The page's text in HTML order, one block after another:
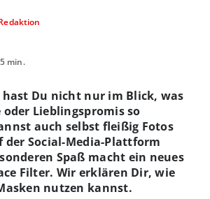
5 min.
Du nicht nur im Blick, was
oder Lieblingspromis so
auch selbst fleißig Fotos
der Social-Media-Plattform
Spaß macht ein neues
Filter. Wir erklären Dir, wie
nutzen kannst.